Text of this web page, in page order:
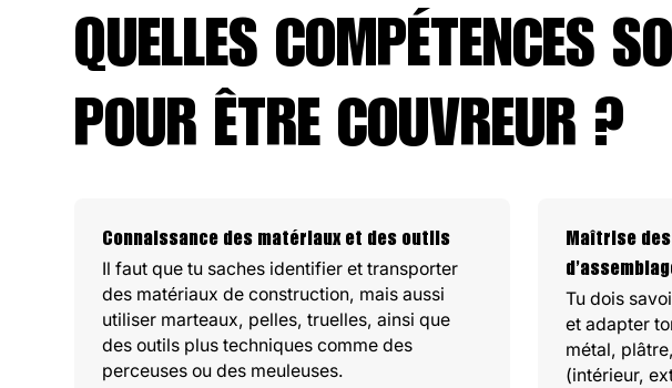
QUELLES COMPÉTENCES
POUR ÊTRE COUVREUR ?
Connaissance des matériaux et des outils
Il faut que tu saches identifier et transporter
des matériaux de construction, mais aussi
utiliser marteaux, pelles, truelles, ainsi que
des outils plus techniques comme des
perceuses ou des meuleuses.
Maîtrise
Tu dois
et adapter
métal,
(intérieur,